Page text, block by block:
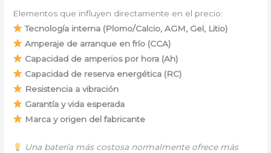
Elementos que influyen directamente en el precio:
Tecnología interna (Plomo/Calcio, AGM, Gel, Litio)
Amperaje de arranque en frío (CCA)
Capacidad de amperios por hora (Ah)
Capacidad de reserva energética (RC)
Resistencia a vibración
Garantía y vida esperada
Marca y origen del fabricante
Una batería más costosa normalmente ofrece más